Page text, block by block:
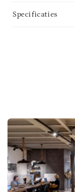
Specificaties